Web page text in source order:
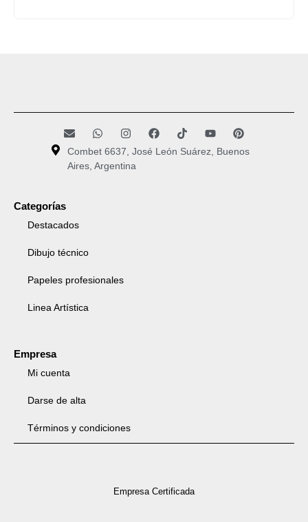
Combet 6637, José León Suárez, Buenos
Aires, Argentina
Categorías
Destacados
Dibujo técnico
Papeles profesionales
Linea Artística
Empresa
Mi cuenta
Darse de alta
Términos y condiciones
Empresa Certificada